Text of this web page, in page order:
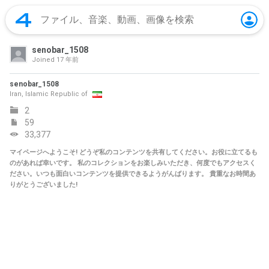
senobar_1508
Joined 17 年前
senobar_1508
Iran, Islamic Republic of
2
59
33,377
マイページへようこそ! どうぞ私のコンテンツを共有してください。お役に立てるも
のがあれば幸いです。 私のコレクションをお楽しみいただき、何度でもアクセスく
ださい。いつも面白いコンテンツを提供できるようがんばります。 貴重なお時間あ
りがとうございました!